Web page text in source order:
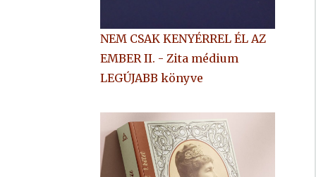
NEM CSAK KENYÉRREL ÉL AZ
EMBER II. - Zita médium
LEGÚJABB könyve